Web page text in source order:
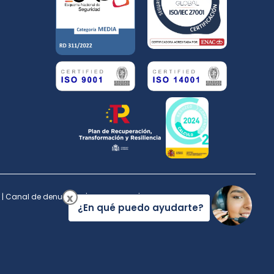
| Canal de denuncias|Compliance|Centros
x
¿En qué puedo ayudarte?